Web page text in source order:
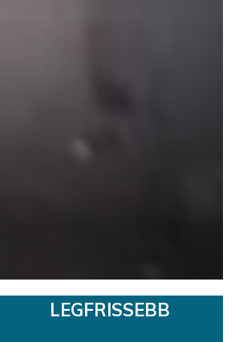
LEGFRISSEBB